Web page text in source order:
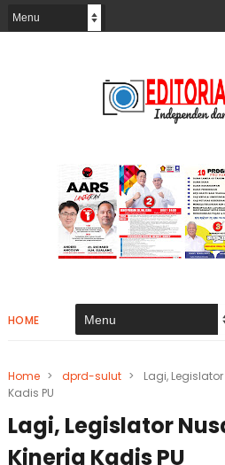
HOME
Home > dprd-sulut >
Lagi,
Kadis PU
Lagi, Legislator
Kinerja Kadis PU